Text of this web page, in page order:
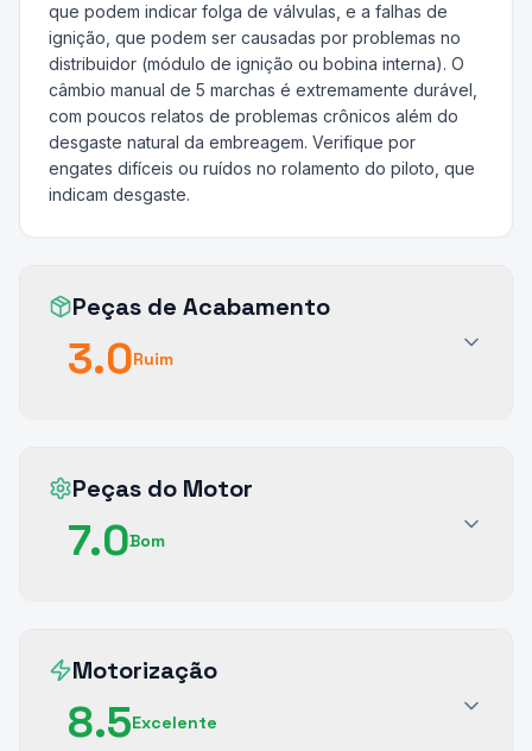
que podem indicar folga de válvulas, e a falhas de
ignição, que podem ser causadas por problemas no
distribuidor (módulo de ignição ou bobina interna). O
câmbio manual de 5 marchas é extremamente durável,
com poucos relatos de problemas crônicos além do
desgaste natural da embreagem. Verifique por
engates difíceis ou ruídos no rolamento do piloto, que
indicam desgaste.
Peças de Acabamento
3.0Ruim
Peças do Motor
7.0Bom
Motorização
8.5Excelente